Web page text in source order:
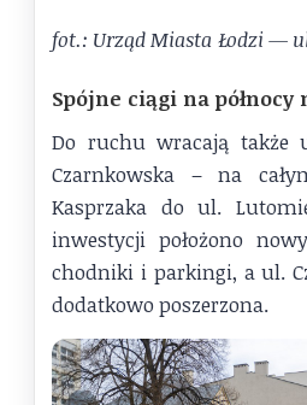
fot.: Urząd Miasta Łodzi —
Spójne ciągi na północy
Do ruchu wracają także
Czarnkowska – na
Kasprzaka do ul.
inwestycji położono
chodniki i parkingi, a ul.
dodatkowo poszerzona.